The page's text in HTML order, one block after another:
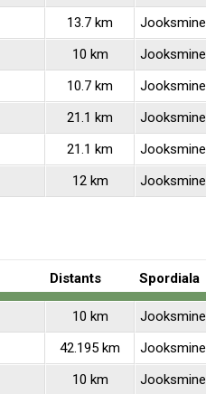
13.7 km Jooksmine
10 km Jooksmine
10.7 km Jooksmine
21.1 km Jooksmine
21.1 km Jooksmine
12 km Jooksmine
Distants Spordiala
10 km Jooksmine
42.195 km Jooksmine
10 km Jooksmine